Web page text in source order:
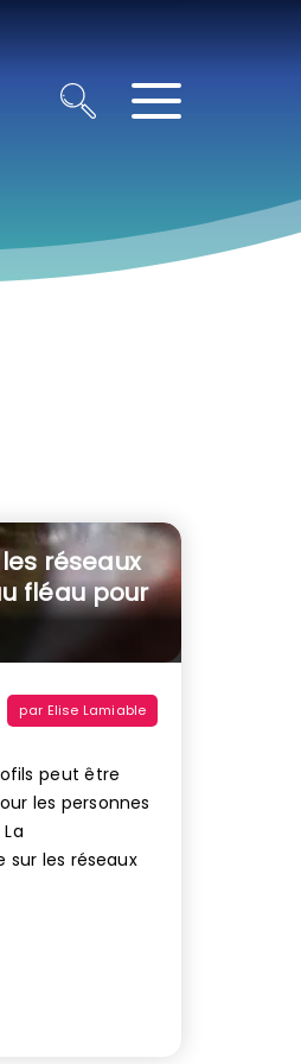
réseaux
fléau pour
par Elise Lamiable
peut être
les personnes
les réseaux